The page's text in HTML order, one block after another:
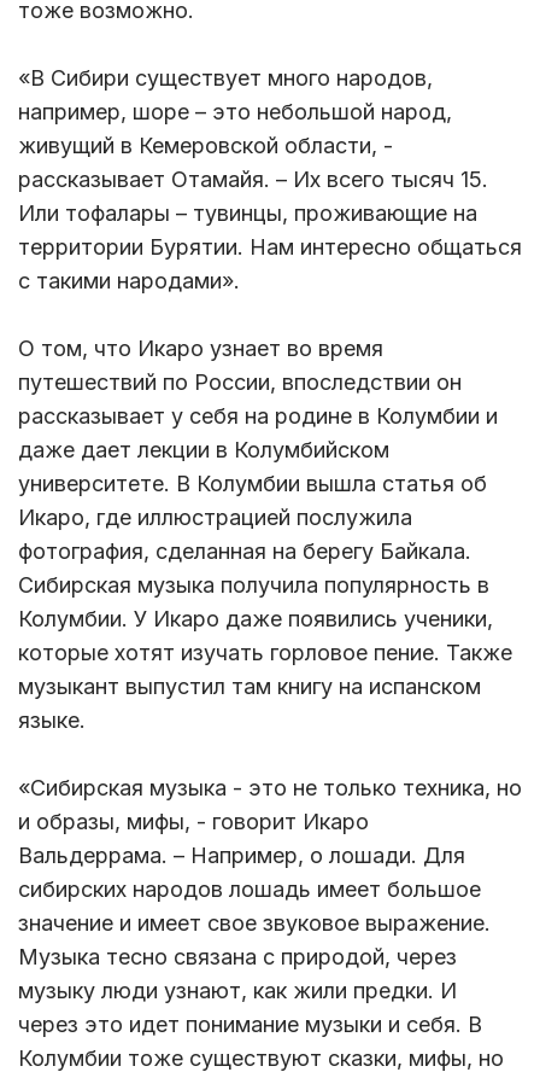
тоже возможно.
«В Сибири существует много народов,
например, шоре – это небольшой народ,
живущий в Кемеровской области, -
рассказывает Отамайя. – Их всего тысяч 15.
Или тофалары – тувинцы, проживающие на
территории Бурятии. Нам интересно общаться
с такими народами».
О том, что Икаро узнает во время
путешествий по России, впоследствии он
рассказывает у себя на родине в Колумбии и
даже дает лекции в Колумбийском
университете. В Колумбии вышла статья об
Икаро, где иллюстрацией послужила
фотография, сделанная на берегу Байкала.
Сибирская музыка получила популярность в
Колумбии. У Икаро даже появились ученики,
которые хотят изучать горловое пение. Также
музыкант выпустил там книгу на испанском
языке.
«Сибирская музыка - это не только техника, но
и образы, мифы, - говорит Икаро
Вальдеррама. – Например, о лошади. Для
сибирских народов лошадь имеет большое
значение и имеет свое звуковое выражение.
Музыка тесно связана с природой, через
музыку люди узнают, как жили предки. И
через это идет понимание музыки и себя. В
Колумбии тоже существуют сказки, мифы, но